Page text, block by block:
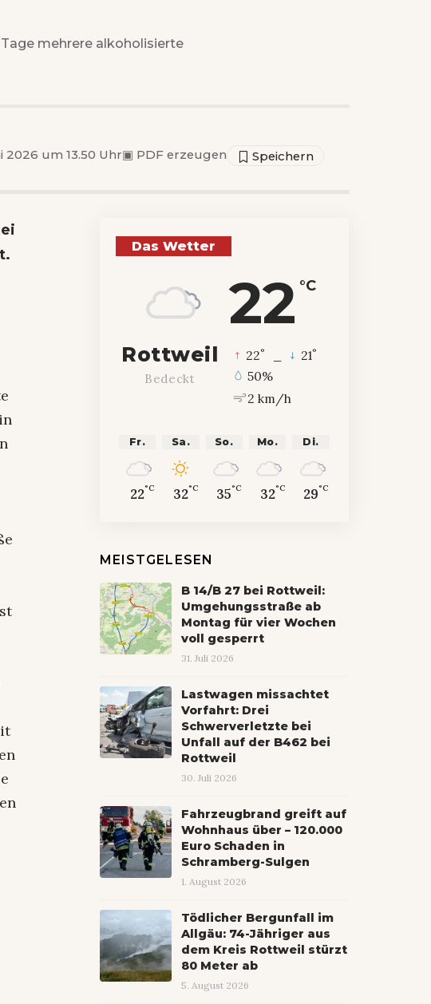
mehrere alkoholisierte
2026 um 13.50 Uhr▣ PDF erzeugen
Das Wetter
22 °C
Rottweil
Bedeckt
22° 21°
50%
2 km/h
Fr.
22°C
Sa.
32°C
So.
35°C
Mo.
32°C
Di.
29°C
MEISTGELESEN
B 14/B 27 bei Rottweil:
Umgehungsstraße ab
Montag für vier Wochen
voll gesperrt
31. Juli 2026
Lastwagen missachtet
Vorfahrt: Drei
Schwerverletzte bei
Unfall auf der B462 bei
Rottweil
30. Juli 2026
Fahrzeugbrand greift auf
Wohnhaus über – 120.000
Euro Schaden in
Schramberg-Sulgen
1. August 2026
Tödlicher Bergunfall im
Allgäu: 74-Jähriger aus
dem Kreis Rottweil stürzt
80 Meter ab
5. August 2026